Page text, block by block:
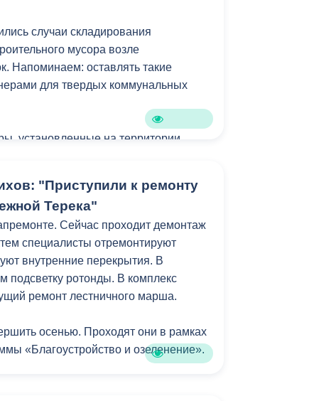
владикавказской школы №27 имени
случаи складирования
мусора возле
Напоминаем: оставлять такие
для твердых коммунальных
установленные на территории
мебели, бытовой техники и
отходов является
"Приступили к ремонту
Терека"
Сейчас проходит демонтаж
специалисты отремонтируют
внутренние перекрытия. В
подсветку ротонды. В комплекс
ремонт лестничного марша.
осенью. Проходят они в рамках
«Благоустройство и озеленение».